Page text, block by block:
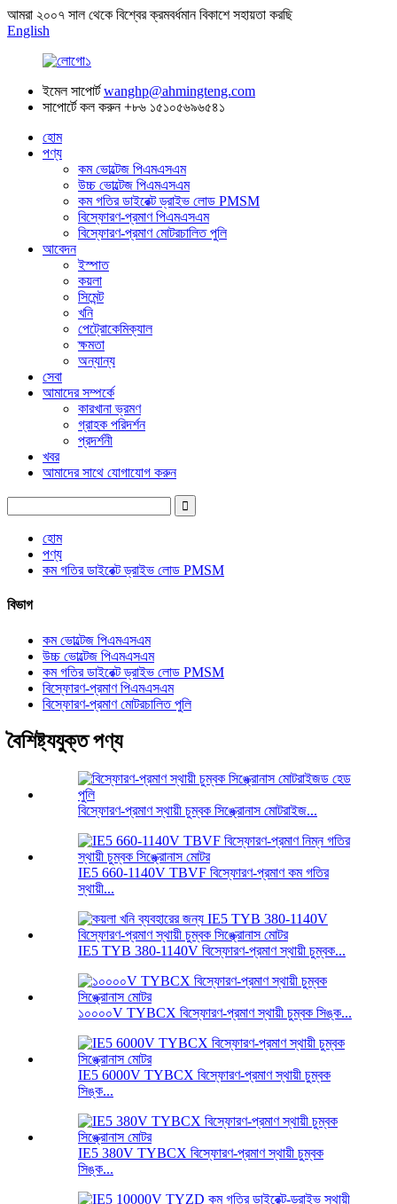
আমরা ২০০৭ সাল থেকে বিশ্বের ক্রমবর্ধমান বিকাশে সহায়তা করছি
English
ইমেল সাপোর্ট wanghp@ahmingteng.com
সাপোর্টে কল করুন +৮৬ ১৫১০৫৬৯৬৫৪১
হোম
পণ্য
কম ভোল্টেজ পিএমএসএম
উচ্চ ভোল্টেজ পিএমএসএম
কম গতির ডাইরেক্ট ড্রাইভ লোড PMSM
বিস্ফোরণ-প্রমাণ পিএমএসএম
বিস্ফোরণ-প্রমাণ মোটরচালিত পুলি
আবেদন
ইস্পাত
কয়লা
সিমেন্ট
খনি
পেট্রোকেমিক্যাল
ক্ষমতা
অন্যান্য
সেবা
আমাদের সম্পর্কে
কারখানা ভ্রমণ
গ্রাহক পরিদর্শন
প্রদর্শনী
খবর
আমাদের সাথে যোগাযোগ করুন
হোম
পণ্য
কম গতির ডাইরেক্ট ড্রাইভ লোড PMSM
বিভাগ
কম ভোল্টেজ পিএমএসএম
উচ্চ ভোল্টেজ পিএমএসএম
কম গতির ডাইরেক্ট ড্রাইভ লোড PMSM
বিস্ফোরণ-প্রমাণ পিএমএসএম
বিস্ফোরণ-প্রমাণ মোটরচালিত পুলি
বৈশিষ্ট্যযুক্ত পণ্য
বিস্ফোরণ-প্রমাণ স্থায়ী চুম্বক সিঙ্ক্রোনাস মোটরাইজ...
IE5 660-1140V TBVF বিস্ফোরণ-প্রমাণ কম গতির
স্থায়ী...
IE5 TYB 380-1140V বিস্ফোরণ-প্রমাণ স্থায়ী চুম্বক...
১০০০০V TYBCX বিস্ফোরণ-প্রমাণ স্থায়ী চুম্বক সিঙ্ক...
IE5 6000V TYBCX বিস্ফোরণ-প্রমাণ স্থায়ী চুম্বক
সিঙ্ক...
IE5 380V TYBCX বিস্ফোরণ-প্রমাণ স্থায়ী চুম্বক
সিঙ্ক...